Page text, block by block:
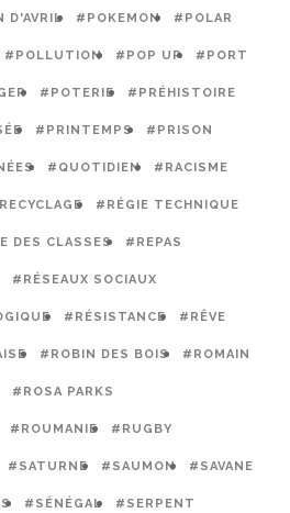
D'AVRIL #POKEMON #POLAR
#POLLUTION #POP UP #PORT
#POTERIE #PRÉHISTOIRE
#PRINTEMPS #PRISON
#QUOTIDIEN #RACISME
#RÉGIE TECHNIQUE
DES CLASSES #REPAS
#RÉSEAUX SOCIAUX
#RÉSISTANCE #RÊVE
#ROBIN DES BOIS #ROMAIN
#ROSA PARKS
#ROUMANIE #RUGBY
#SATURNE #SAUMON #SAVANE
#SÉNÉGAL #SERPENT